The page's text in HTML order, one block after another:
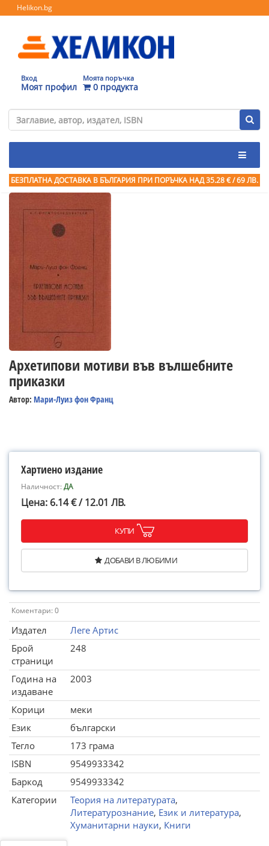
Helikon.bg
Вход
Моят профил
Моята поръчка
0 продукта
БЕЗПЛАТНА ДОСТАВКА В БЪЛГАРИЯ ПРИ ПОРЪЧКА НАД 35.28 € / 69 ЛВ.
Архетипови мотиви във вълшебните
приказки
Автор: Мари-Луиз фон Франц
Хартиено издание
Наличност:ДА
Цена: 6.14 € / 12.01 ЛВ.
КУПИ
ДОБАВИ В ЛЮБИМИ
Коментари: 0
Издател
Леге Артис
Брой
страници
248
Година на
издаване
2003
Корици
меки
Език
български
Тегло
173 грама
ISBN
9549933342
Баркод
9549933342
Категории
Теория на литературата,
Литературознание, Език и литература,
Хуманитарни науки, Книги